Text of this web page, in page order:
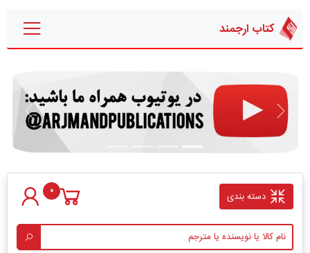
کتاب ارجمند
قبلی بعدی
دسته بندی 0